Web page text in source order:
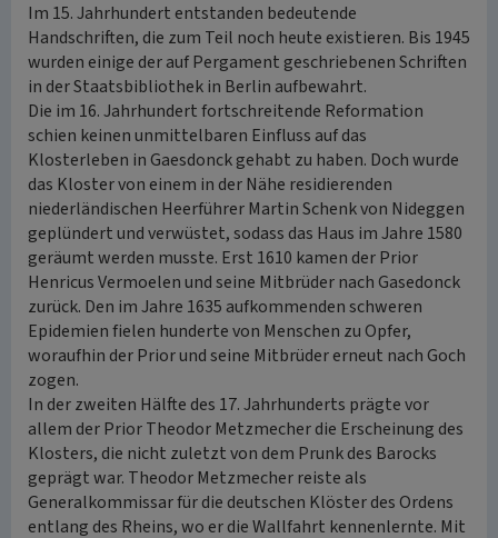
Im 15. Jahrhundert entstanden bedeutende
Handschriften, die zum Teil noch heute existieren. Bis 1945
wurden einige der auf Pergament geschriebenen Schriften
in der Staatsbibliothek in Berlin aufbewahrt.
Die im 16. Jahrhundert fortschreitende Reformation
schien keinen unmittelbaren Einfluss auf das
Klosterleben in Gaesdonck gehabt zu haben. Doch wurde
das Kloster von einem in der Nähe residierenden
niederländischen Heerführer Martin Schenk von Nideggen
geplündert und verwüstet, sodass das Haus im Jahre 1580
geräumt werden musste. Erst 1610 kamen der Prior
Henricus Vermoelen und seine Mitbrüder nach Gasedonck
zurück. Den im Jahre 1635 aufkommenden schweren
Epidemien fielen hunderte von Menschen zu Opfer,
woraufhin der Prior und seine Mitbrüder erneut nach Goch
zogen.
In der zweiten Hälfte des 17. Jahrhunderts prägte vor
allem der Prior Theodor Metzmecher die Erscheinung des
Klosters, die nicht zuletzt von dem Prunk des Barocks
geprägt war. Theodor Metzmecher reiste als
Generalkommissar für die deutschen Klöster des Ordens
entlang des Rheins, wo er die Wallfahrt kennenlernte. Mit